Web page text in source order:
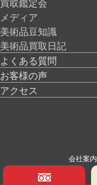
メディア
美術品豆知識
美術品買取日記
よくある質問
お客様の声
アクセス
会社案内